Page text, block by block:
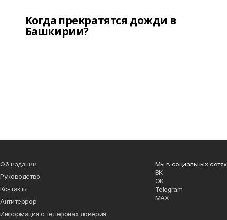
Когда прекратятся дожди в
Башкирии?
Об издании
Руководство
Контакты
Антитеррор
Информация о телефонах доверия
Мы в социальных сетях
ВК
ОК
Telegram
MAX